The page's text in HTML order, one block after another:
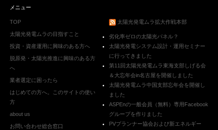
メニュー
TOP
太陽光発電ムラの目指すこと
投資・資産運用に興味のある方へ
脱原発・太陽光推進に興味のある方
へ
業者選定に困ったら
はじめての方へ。このサイトの使い
方
about us
お問い合わせ総合窓口
太陽光発電ムラ拡大作戦本部
劣化率ゼロの太陽光パネル？
太陽光発電システム設計・運用セミナー
に行ってきました
第11回太陽光発電ムラ東海支部しげる会
＆大忘年会in名古屋を開催しました
太陽光発電ムラ中国支部忘年会を開催し
ました
ASPEnの一般会員（無料）専用Facebook
グループを作りました
PVプランナー協会および新エネルギー